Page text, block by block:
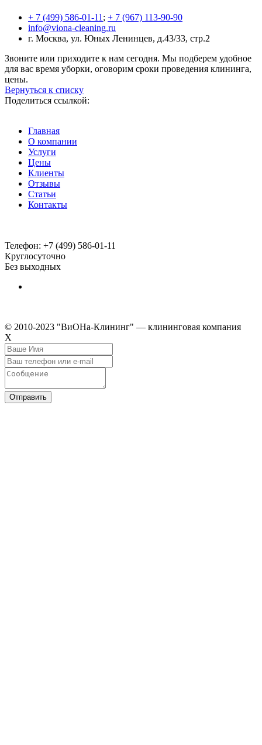
+ 7 (499) 586-01-11 ; + 7 (967) 113-90-90
info@viona-cleaning.ru
г. Москва, ул. Юных Ленинцев, д.43/33, стр.2
Звоните или приходите к нам сегодня. Мы подберем удобное
для вас время уборки, оговорим сроки проведения клининга,
цены.
Вернуться к списку
Поделиться ссылкой:
Главная
О компании
Услуги
Цены
Клиенты
Отзывы
Статьи
Контакты
Телефон: +7 (499) 586-01-11
Круглосуточно
Без выходных
© 2010-2023 "ВиОНа-Клининг" — клининговая компания
Х